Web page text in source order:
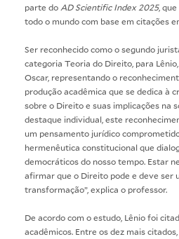
parte do AD Scientific Index 2025,
todo o mundo com base em citações
Ser reconhecido como o segundo
categoria Teoria do Direito, para
Oscar, representando o
produção acadêmica que se dedica à
sobre o Direito e suas implicações na
destaque individual, este
um pensamento jurídico
hermenêutica constitucional que
democráticos do nosso tempo. Estar
afirmar que o Direito pode e deve ser
transformação”, explica o professor.
De acordo com o estudo, Lênio foi
acadêmicos. Entre os dez mais